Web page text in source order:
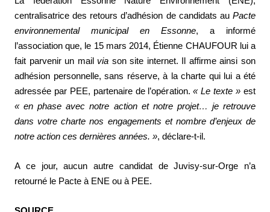
centralisatrice des retours d’adhésion de candidats au Pacte
environnemental municipal en Essonne, a informé
l’association que, le 15 mars 2014, Étienne CHAUFOUR lui a
fait parvenir un mail via son site internet. Il affirme ainsi son
adhésion personnelle, sans réserve, à la charte qui lui a été
adressée par PEE, partenaire de l’opération.« Le texte » est
« en phase avec notre action et notre projet… je retrouve
dans votre charte nos engagements et nombre d’enjeux de
notre action ces dernières années. », déclare-t-il.
A ce jour, aucun autre candidat de Juvisy-sur-Orge n’a
retourné le Pacte à ENE ou à PEE.